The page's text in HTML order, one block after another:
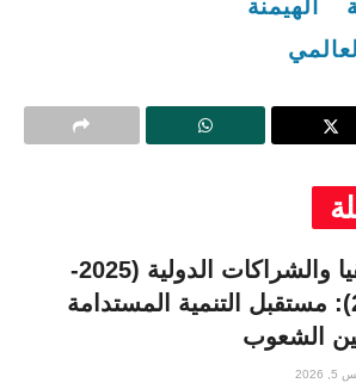
الهيمنة
إفريقيا والشراكات الدولية (2025-
2030): مستقبل التنمية المستدامة
الشعوب